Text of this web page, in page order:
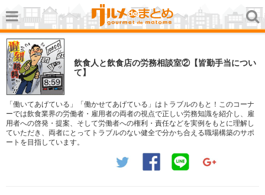
飲食人と飲食店の労務相談室②【皆勤手当につい
て】
「働いてあげている」「働かせてあげている」はトラブルのもと！このコーナ
ーでは飲食業界の労働者・雇用者の両者の視点で正しい労務知識を紹介し、雇
用者への啓発・提案、そして労働者への権利・責任などを実例をもとに理解し
ていただき、両者にとってトラブルのない健全で分かち合える職場構築のサポ
ートを目指しています。